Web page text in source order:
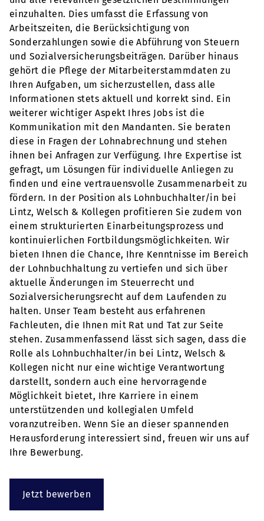
einzuhalten. Dies umfasst die Erfassung von
Arbeitszeiten, die Berücksichtigung von
Sonderzahlungen sowie die Abführung von Steuern
und Sozialversicherungsbeiträgen. Darüber hinaus
gehört die Pflege der Mitarbeiterstammdaten zu
Ihren Aufgaben, um sicherzustellen, dass alle
Informationen stets aktuell und korrekt sind. Ein
weiterer wichtiger Aspekt Ihres Jobs ist die
Kommunikation mit den Mandanten. Sie beraten
diese in Fragen der Lohnabrechnung und stehen
ihnen bei Anfragen zur Verfügung. Ihre Expertise ist
gefragt, um Lösungen für individuelle Anliegen zu
finden und eine vertrauensvolle Zusammenarbeit zu
fördern. In der Position als Lohnbuchhalter/in bei
Lintz, Welsch & Kollegen profitieren Sie zudem von
einem strukturierten Einarbeitungsprozess und
kontinuierlichen Fortbildungsmöglichkeiten. Wir
bieten Ihnen die Chance, Ihre Kenntnisse im Bereich
der Lohnbuchhaltung zu vertiefen und sich über
aktuelle Änderungen im Steuerrecht und
Sozialversicherungsrecht auf dem Laufenden zu
halten. Unser Team besteht aus erfahrenen
Fachleuten, die Ihnen mit Rat und Tat zur Seite
stehen. Zusammenfassend lässt sich sagen, dass die
Rolle als Lohnbuchhalter/in bei Lintz, Welsch &
Kollegen nicht nur eine wichtige Verantwortung
darstellt, sondern auch eine hervorragende
Möglichkeit bietet, Ihre Karriere in einem
unterstützenden und kollegialen Umfeld
voranzutreiben. Wenn Sie an dieser spannenden
Herausforderung interessiert sind, freuen wir uns auf
Ihre Bewerbung.
Jetzt bewerben